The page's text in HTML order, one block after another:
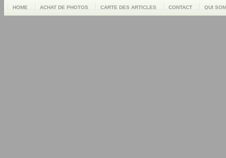
HOME ACHAT DE PHOTOS CARTE DES ARTICLES CONTACT QUI